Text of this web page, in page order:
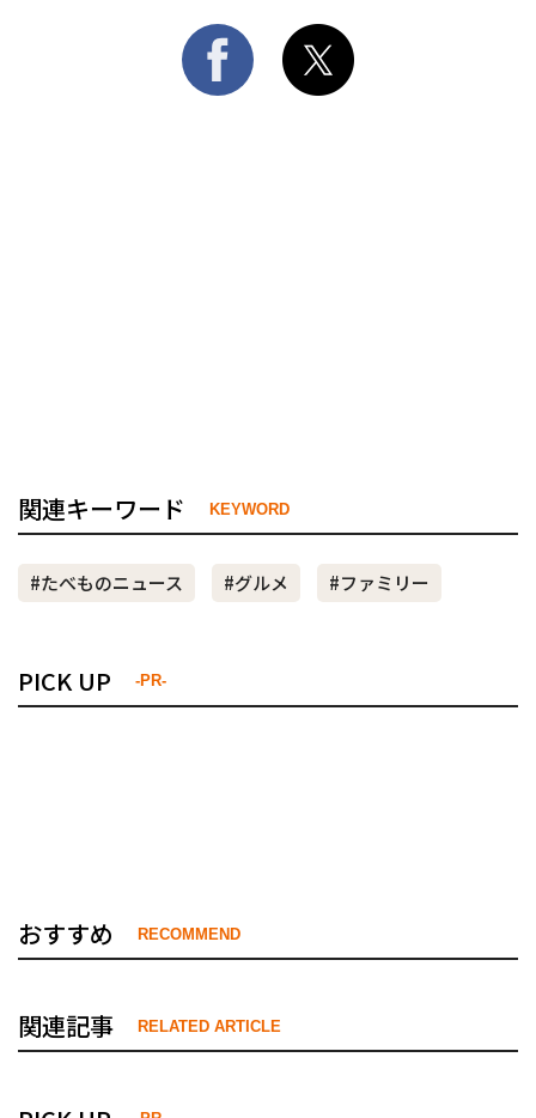
関連キーワード KEYWORD
#たべものニュース #グルメ #ファミリー
PICK UP -PR-
おすすめ RECOMMEND
関連記事 RELATED ARTICLE